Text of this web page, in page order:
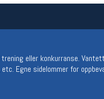
eller konkurranse.
Egne sidelommer for